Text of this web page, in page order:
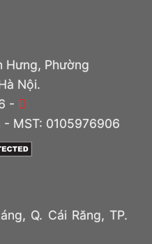
Hưng, Phường
Nội.
-
MST: 0105976906
Q. Cái Răng, TP.